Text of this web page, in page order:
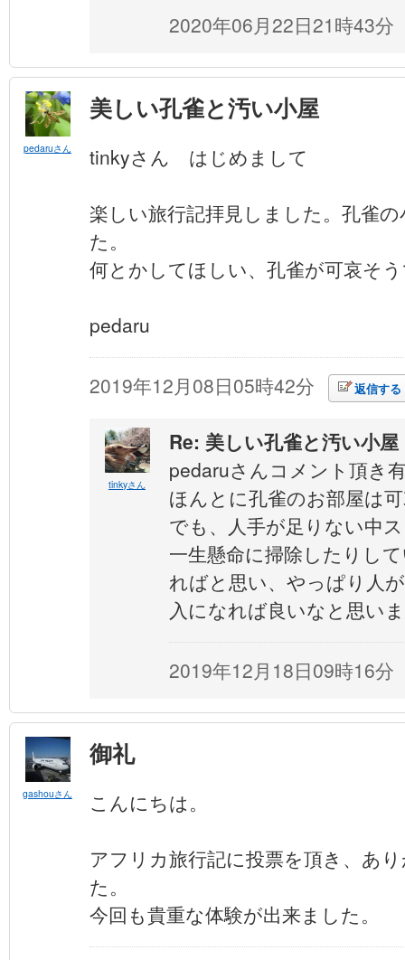
2020年06月22日21時43分
pedaruさん
美しい孔雀と汚い小屋
tinkyさん はじめまして
楽しい旅行記拝見しました。孔雀
た。
何とかしてほしい、孔雀が可哀そ
pedaru
2019年12月08日05時42分 返信する
tinkyさん
Re: 美しい孔雀と汚い小屋
pedaruさんコメント頂き
ほんとに孔雀のお部屋は
でも、人手が足りない中
一生懸命に掃除したりし
ればと思い、やっぱり人
入になれば良いなと思い
2019年12月18日09時16分
gashouさん
御礼
こんにちは。
アフリカ旅行記に投票を頂き、あ
た。
今回も貴重な体験が出来ました。